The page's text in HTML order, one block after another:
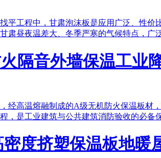
平工程中，甘肃泡沫板是应用广泛、性
肃昼夜温差大、冬季严寒的气候特点，广
隔音外墙保温工业
经高温熔融制成的A级无机防火保温板材
，是工业建筑与公共建筑消防验收的必备
度挤塑保温板地暖